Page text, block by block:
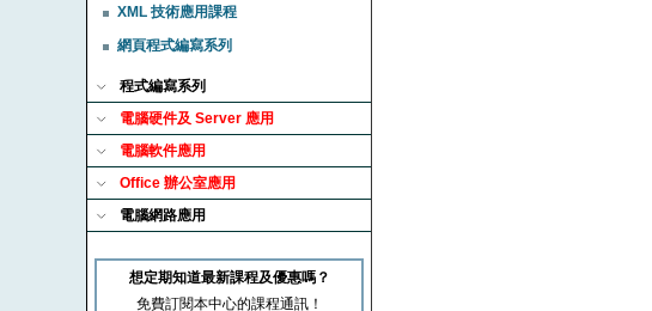
XML 技術應用課程
網頁程式編寫系列
程式編寫系列
電腦硬件及 Server 應用
電腦軟件應用
Office 辦公室應用
電腦網路應用
想定期知道最新課程及優惠嗎？
免費訂閱本中心的課程通訊！